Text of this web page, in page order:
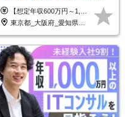
あり｜残業月平均13.3h｜年収
1000万可｜賞与年2回
【想定年収600万円～1,300万円】 ★賞与年2回＋勤務地手当＋残業手当（年平均残業時間にて算出）を含む ※基本給＋勤務地手当＋役職手当 ※勤務地手当：結婚の有無に関係なく、物価などの違いを考慮して全社員に支給されます 月給40万円～89万円 ＜各種手当＞ ■勤務地手当（東京2万円／月、大阪1万円／月、名古屋5000円／月） ■通勤手当（月額5万円まで） ■扶養手当（6,000円／扶養親族一人） ■役職手当（8,000円～15万円） ※残業代は1分単位で全額支給します ※経験やスキルを考慮し、当社規定により給与を決定します ※執行役員は年俸制となる場合があります
東京都_大阪府_愛知県_福岡県